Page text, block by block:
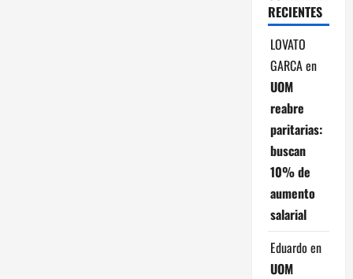
RECIENTES
LOVATO
GARCAen
UOM
reabre
paritarias:
buscan
10% de
aumento
salarial
Eduardo en
UOM